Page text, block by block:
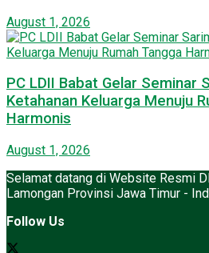
August 1, 2026
PC LDII Babat Gelar Seminar
Ketahanan Keluarga Menuju
Harmonis
August 1, 2026
Selamat datang di Website Resmi
Lamongan Provinsi Jawa Timur -
Follow Us